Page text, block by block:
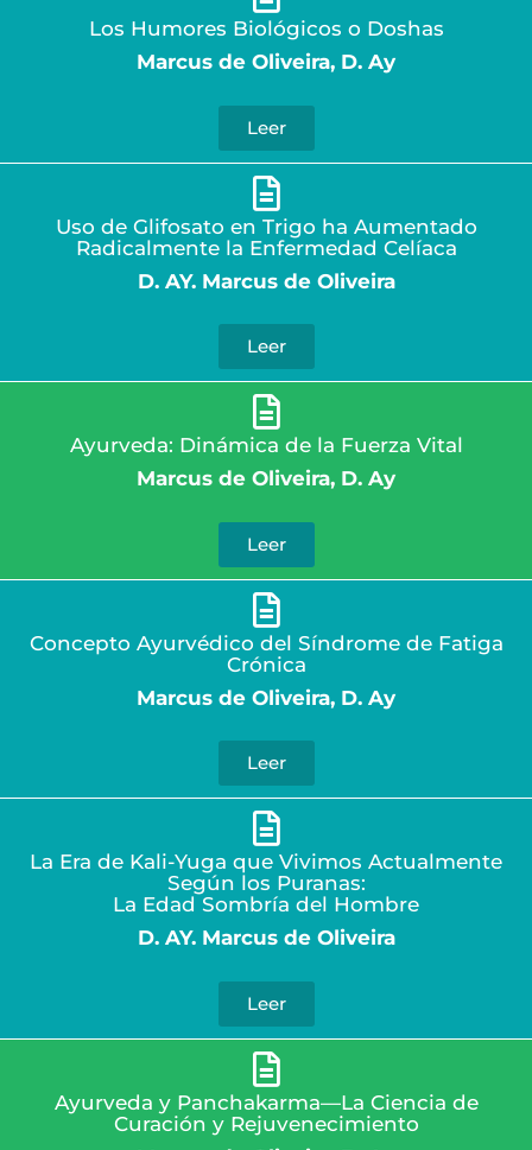
Los Humores Biológicos o Doshas
Marcus de Oliveira, D. Ay
Leer
Uso de Glifosato en Trigo ha Aumentado
Radicalmente la Enfermedad Celíaca
D. AY. Marcus de Oliveira
Leer
Ayurveda: Dinámica de la Fuerza Vital
Marcus de Oliveira, D. Ay
Leer
Concepto Ayurvédico del Síndrome de Fatiga
Crónica
Marcus de Oliveira, D. Ay
Leer
La Era de Kali-Yuga que Vivimos Actualmente
Según los Puranas:
La Edad Sombría del Hombre
D. AY. Marcus de Oliveira
Leer
Ayurveda y Panchakarma—La Ciencia de
Curación y Rejuvenecimiento